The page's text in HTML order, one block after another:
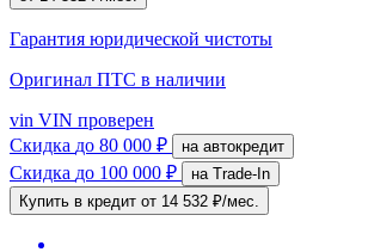
Гарантия юридической чистоты
Оригинал ПТС в наличии
vin VIN проверен
Скидка до 80 000 ₽ на автокредит
Скидка до 100 000 ₽
на Trade-In
Купить в кредит от 14 532 ₽/мес.